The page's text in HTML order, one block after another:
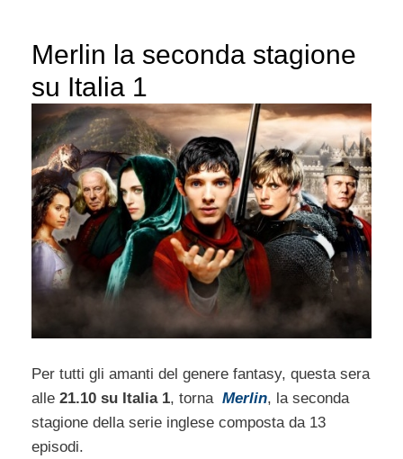
Merlin la seconda stagione
su Italia 1
Per tutti gli amanti del genere fantasy, questa sera
alle 21.10 su Italia 1, torna Merlin, la seconda
stagione della serie inglese composta da 13
episodi.